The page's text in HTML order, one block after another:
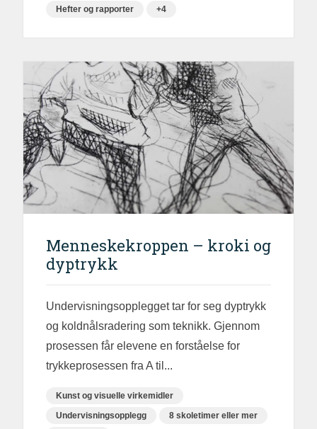
Hefter og rapporter
+4
Menneskekroppen – kroki og
dyptrykk
Undervisningsopplegget tar for seg dyptrykk
og koldnålsradering som teknikk. Gjennom
prosessen får elevene en forståelse for
trykkeprosessen fra A til...
Kunst og visuelle virkemidler
Undervisningsopplegg
8 skoletimer eller mer